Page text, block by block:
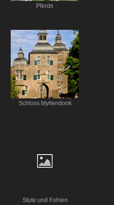
Pferde
Schloss Myllendonk
Stute und Fohlen